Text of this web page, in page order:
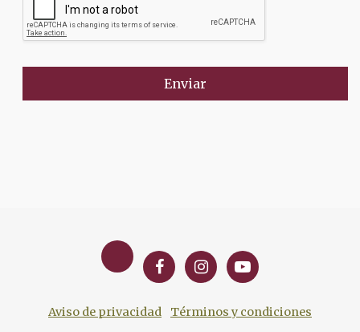
Enviar
Aviso de privacidad Términos y condiciones